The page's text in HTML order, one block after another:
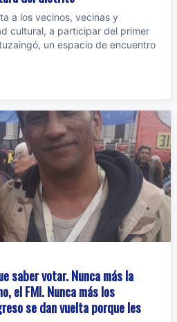
a los vecinos, vecinas y
cultural, a participar del primer
un espacio de encuentro
saber votar. Nunca más la
el FMI. Nunca más los
se dan vuelta porque les